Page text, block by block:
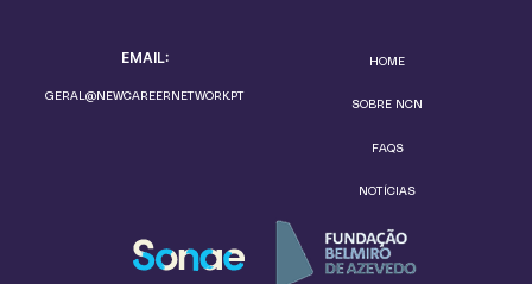
EMAIL:
GERAL@NEWCAREERNETWORK.PT
HOME
SOBRE NCN
FAQS
NOTÍCIAS